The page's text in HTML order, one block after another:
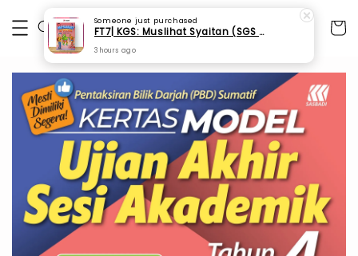
Someone just purchased
FT7| KGS: Muslihat Syaitan (SGS 1A)
3 hours ago